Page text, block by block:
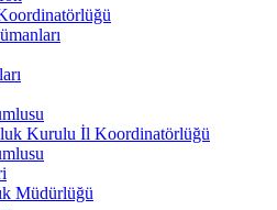
Kurulu İl Koordinatörlüğü
Müdürlüğü